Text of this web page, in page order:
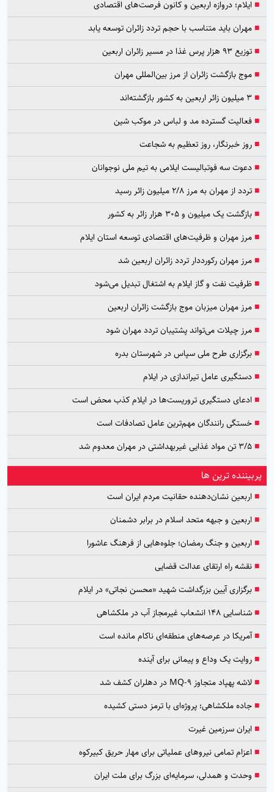
■ ایلام؛ دروازه اربعین و کانون فرصت‌های اقتصادی
■مهران باید متناسب با حجم تردد زائران توسعه یابد
■توزیع ۹۳ هزار پرس غذا در مسیر زائران اربعین
■موج بازگشت زائران از مرز بین‌المللی مهران
■۳ میلیون زائر اربعین به کشور بازگشته‌اند
■فعالیت گسترده مد و لباس در موکب شین
■روز خبرنگار، روز تعظیم به شجاعت
■دعوت سه فوتبالیست ایلامی به تیم ملی نوجوانان
■تردد از مهران به مرز ۲/۸ میلیون زائر رسید
■بازگشت یک میلیون و ۳۰۵ هزار زائر به کشور
■مرز مهران و ظرفیت‌های اقتصادی توسعه استان ایلام
■مرز مهران رکورددار تردد زائران اربعین شد
■ظرفیت نفت و گاز ایلام به اشتغال تبدیل می‌شود
■مرز مهران میزبان موج بازگشت زائران اربعین
■مرز چیلات می‌تواند پشتیبان تردد مهران شود
■برگزاری طرح ملی سپاس در شهرستان بدره
■دستگیری عامل تیراندازی در ایلام
■ ادعای دستگیری تروریست‌ها در ایلام کذب محض است
■خستگی رانندگان مهم‌ترین عامل تصادفات است
■۳/۵ تن مواد غذایی غیربهداشتی در مهران معدوم شد
پربیننده ترین ها
■ اربعین نشان‌دهنده حقانیت مردم ایران است
■ اربعین و جبهه متحد اسلام در برابر دشمنان
■ اربعین و جنگ رمضان؛ جلوه‌هایی از فرهنگ عاشورا
■نقشه راه ارتقای عدالت قضایی
■برگزاری آیین بزرگداشت شهید «محسن نجاتی» در ایلام
■شناسایی ۱۴۸ انشعاب غیرمجاز آب در ملکشاهی
■آمریکا در عرصه‌های منطقه‌ای ناکام مانده است
■روایت یک وداع و پیمانی برای آینده
■لاشه پهپاد متجاوز MQ-9 در دهلران کشف شد
■جاده ملکشاهی؛ پروژه‌ای با ترمز دستی کشیده
■ ایران سرزمین غیرت
■ اعزام تمامی نیروهای عملیاتی برای مهار حریق کبیرکوه
■ وحدت و همدلی، سرمایه‌ای بزرگ برای ملت ایران